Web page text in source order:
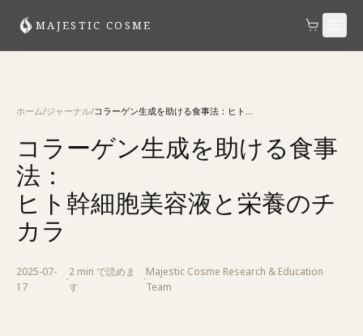
MAJESTIC COSME
ホーム/ジャーナル/ コラーゲン生成を助ける食事法：ヒト幹細胞美容液と栄養のチカラ
コラーゲン生成を助ける食事
法：
ヒト幹細胞美容液と栄養のチ
カラ
2025-07-
17
·
2 min で読めま
す
·
Majestic Cosme Research & Education
Team